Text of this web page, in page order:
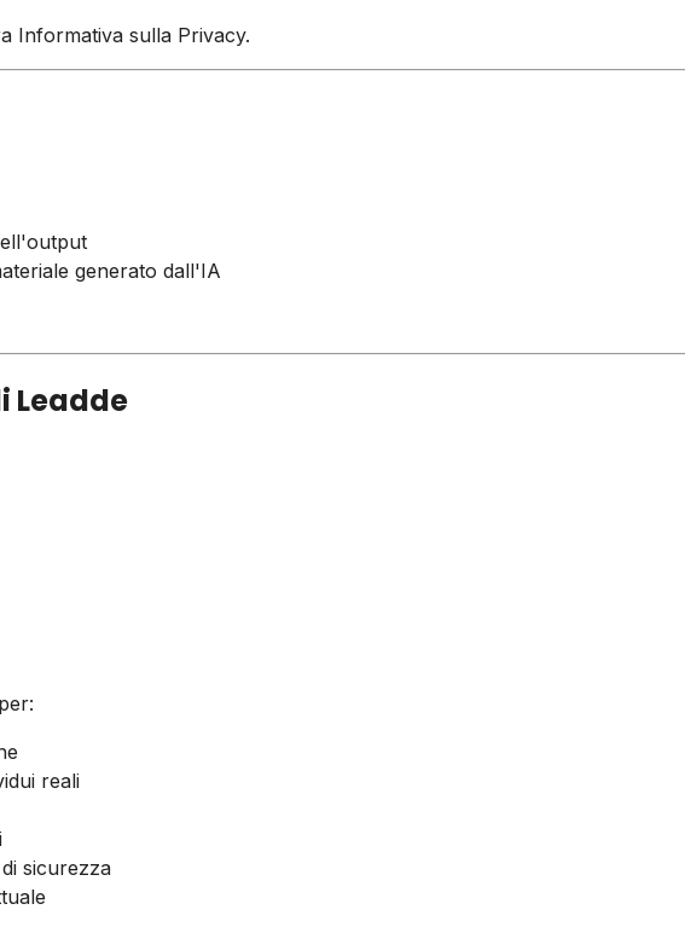
Informativa sulla Privacy.
generato dall'IA
Leadde
per:
reali
sicurezza